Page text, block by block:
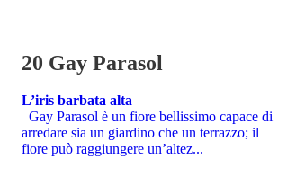
20 Gay Parasol
L’iris barbata alta
Gay Parasol è un fiore bellissimo capace di
arredare sia un giardino che un terrazzo; il
fiore può raggiungere un’altez...